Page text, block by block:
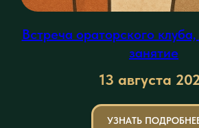
Встреча ораторского
занятие
13 августа
УЗНАТЬ